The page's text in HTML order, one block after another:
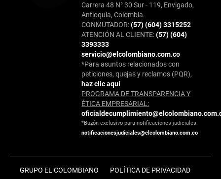
Carrera 48 N° 30 Sur - 119, Envigado,
Antioquia, Colombia.
CONMUTADOR:(57) (604) 3315252
ATENCIÓN AL CLIENTE:(57) (604)
3393333
servicio@elcolombiano.com.co
*Para asuntos relacionados con
peticiones, quejas y reclamos (PQR),
haz clic aquí
PROGRAMA DE TRANSPARENCIA Y
ÉTICA EMPRESARIAL:
*Buzón exclusivo para notificaciones judiciales:
notificacionesjudiciales@elcolombiano.com.co
GRUPO EL COLOMBIANO POLÍTICA DE PRIVACIDAD